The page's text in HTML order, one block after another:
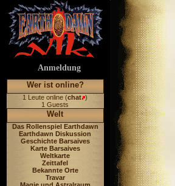
Anmeldung
Wer ist online?
1 Leute online (chat )
1 Guests
Welt
Das Rollenspiel Earthdawn
Earthdawn Diskussion
Geschichte Barsaives
Karte Barsaives
Weltkarte
Zeittafel
Bekannte Orte
Travar